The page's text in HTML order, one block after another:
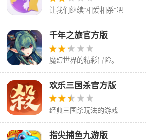
让我们继续“相爱相杀”吧
千年之旅官方版
魔幻世界的精彩冒险。
欢乐三国杀官方版
经典三国杀玩法的游戏
指尖捕鱼九游版